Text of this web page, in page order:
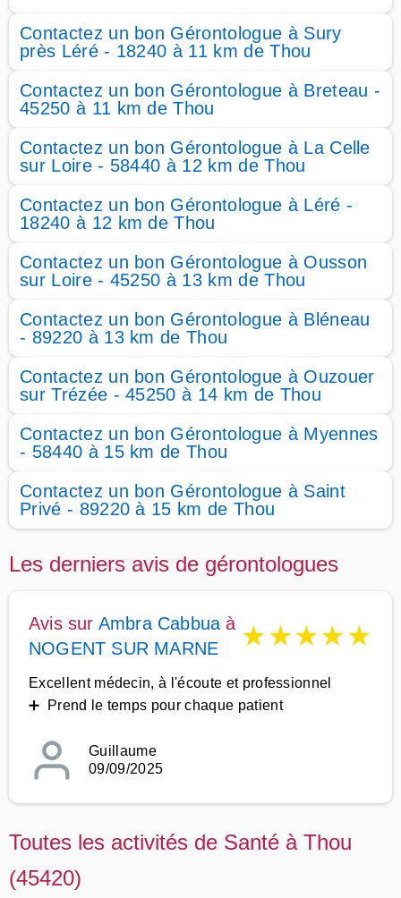
Contactez un bon Gérontologue à Sury
près Léré - 18240 à 11 km de Thou
Contactez un bon Gérontologue à Breteau -
45250 à 11 km de Thou
Contactez un bon Gérontologue à La Celle
sur Loire - 58440 à 12 km de Thou
Contactez un bon Gérontologue à Léré -
18240 à 12 km de Thou
Contactez un bon Gérontologue à Ousson
sur Loire - 45250 à 13 km de Thou
Contactez un bon Gérontologue à Bléneau
- 89220 à 13 km de Thou
Contactez un bon Gérontologue à Ouzouer
sur Trézée - 45250 à 14 km de Thou
Contactez un bon Gérontologue à Myennes
- 58440 à 15 km de Thou
Contactez un bon Gérontologue à Saint
Privé - 89220 à 15 km de Thou
Les derniers avis de gérontologues
Avis sur Ambra Cabbua à
NOGENT SUR MARNE
★★★★★
Excellent médecin, à l'écoute et professionnel
➕ Prend le temps pour chaque patient
Guillaume
09/09/2025
Toutes les activités de Santé à Thou
(45420)